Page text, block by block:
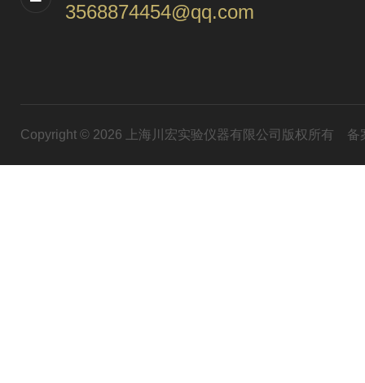
3568874454@qq.com
Copyright © 2026 上海川宏实验仪器有限公司版权所有 备